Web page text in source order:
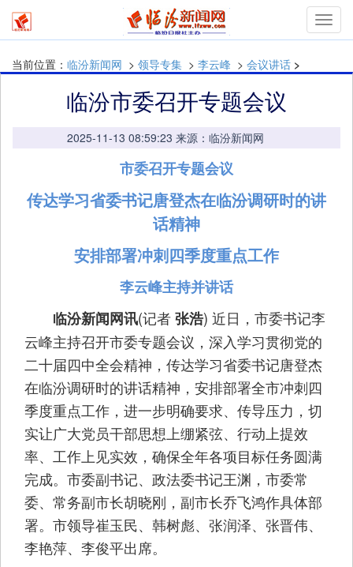
当前位置： 临汾新闻网 > 领导专集 > 李云峰 > 会议讲话 >
临汾市委召开专题会议
2025-11-13 08:59:23 来源：临汾新闻网
市委召开专题会议
传达学习省委书记唐登杰在临汾调研时的讲
话精神
安排部署冲刺四季度重点工作
李云峰主持并讲话
临汾新闻网讯(记者张浩) 近日，市委书记李
云峰主持召开市委专题会议，深入学习贯彻党的
二十届四中全会精神，传达学习省委书记唐登杰
在临汾调研时的讲话精神，安排部署全市冲刺四
季度重点工作，进一步明确要求、传导压力，切
实让广大党员干部思想上绷紧弦、行动上提效
率、工作上见实效，确保全年各项目标任务圆满
完成。市委副书记、政法委书记王渊，市委常
委、常务副市长胡晓刚，副市长乔飞鸿作具体部
署。市领导崔玉民、韩树彪、张润泽、张晋伟、
李艳萍、李俊平出席。